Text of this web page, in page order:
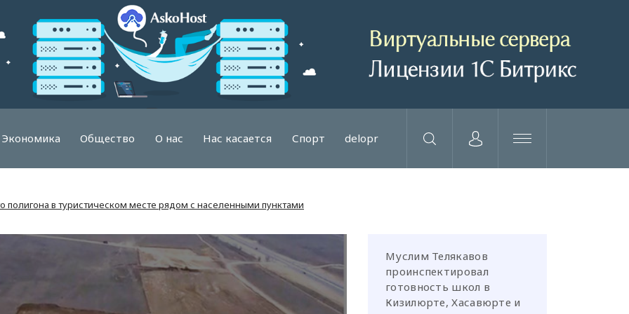
Экономика Общество О нас Нас касается Спорт delopr
полигона в туристическом месте рядом с населенными пунктами
Муслим Телякавов
проинспектировал
готовность школ в
Кизилюрте, Хасавюрте и